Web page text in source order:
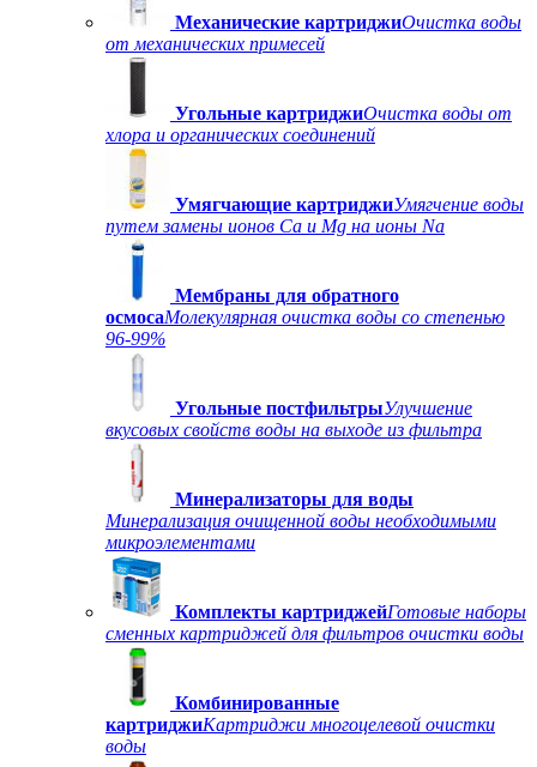
Механические картриджиОчистка воды
от механических примесей
Угольные картриджиОчистка воды от
хлора и органических соединений
Умягчающие картриджиУмягчение воды
путем замены ионов Ca и Mg на ионы Na
Мембраны для обратного
осмосаМолекулярная очистка воды со степенью
96-99%
Угольные постфильтрыУлучшение
вкусовых свойств воды на выходе из фильтра
Минерализаторы для воды
Минерализация очищенной воды необходимыми
микроэлементами
Комплекты картриджейГотовые наборы
сменных картриджей для фильтров очистки воды
Комбинированные
картриджиКартриджи многоцелевой очистки
воды